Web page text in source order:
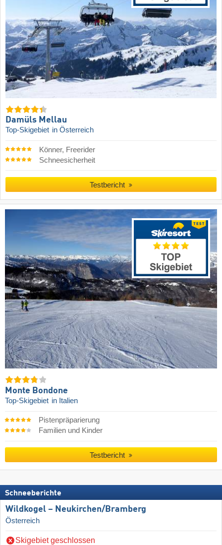
Damüls Mellau
Top-Skigebiet in Österreich
Könner, Freerider
Schneesicherheit
Testbericht
Monte Bondone
Top-Skigebiet in Italien
Pistenpräparierung
Familien und Kinder
Testbericht
Schneeberichte
Wildkogel – Neukirchen/​Bramberg
Österreich
Skigebiet geschlossen